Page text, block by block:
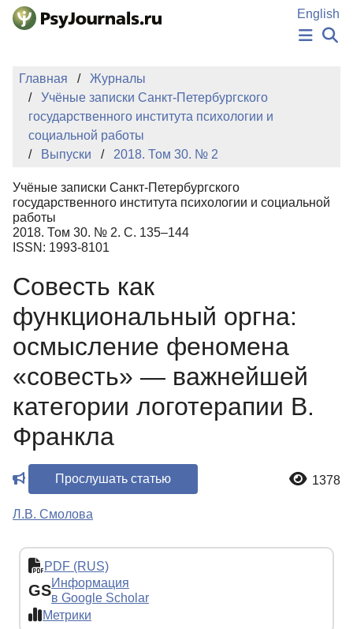
Перейти к основному содержанию
English
НОВОСТИ
ИЗДАНИЯ
ПОДАТЬ РУКОПИСЬ
БАЗА ЗНАНИЙ
КЛЮЧЕВЫЕ СЛОВА
Главная
Журналы
Учёные записки Санкт-Петербургского
государственного института психологии и
социальной работы
Выпуски
2018. Том 30. № 2
Учёные записки Санкт-Петербургского
государственного института психологии и социальной
работы
2018. Том 30. № 2. С. 135–144
ISSN: 1993-8101
Совесть как
функциональный оргна:
осмысление феномена
«совесть» — важнейшей
категории логотерапии В.
Франкла
Прослушать статью 1378
Л.В. Смолова
PDF (RUS)
GSИнформация
в Google Scholar
Метрики